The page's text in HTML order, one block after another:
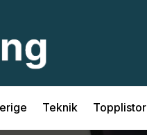
Teknik Topplistor